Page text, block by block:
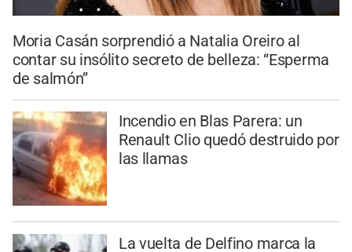
Moria Casán sorprendió a Natalia Oreiro al
contar su insólito secreto de belleza: “Esperma
de salmón”
Incendio en Blas Parera: un
Renault Clio quedó destruido por
las llamas
La vuelta de Delfino marca la